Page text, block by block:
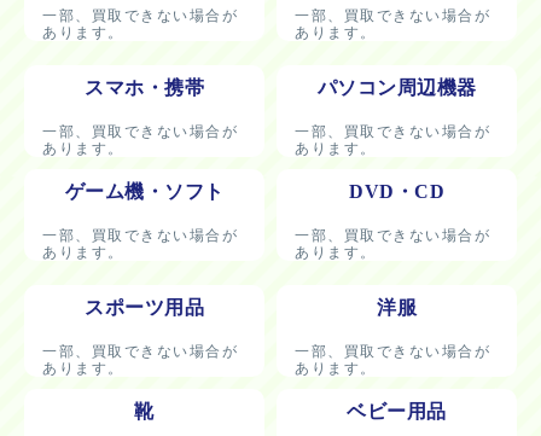
一部、買取できない場合が
あります。
一部、買取できない場合が
あります。
スマホ・携帯
一部、買取できない場合が
あります。
パソコン周辺機器
一部、買取できない場合が
あります。
ゲーム機・ソフト
一部、買取できない場合が
あります。
DVD・CD
一部、買取できない場合が
あります。
スポーツ用品
一部、買取できない場合が
あります。
洋服
一部、買取できない場合が
あります。
靴 ベビー用品